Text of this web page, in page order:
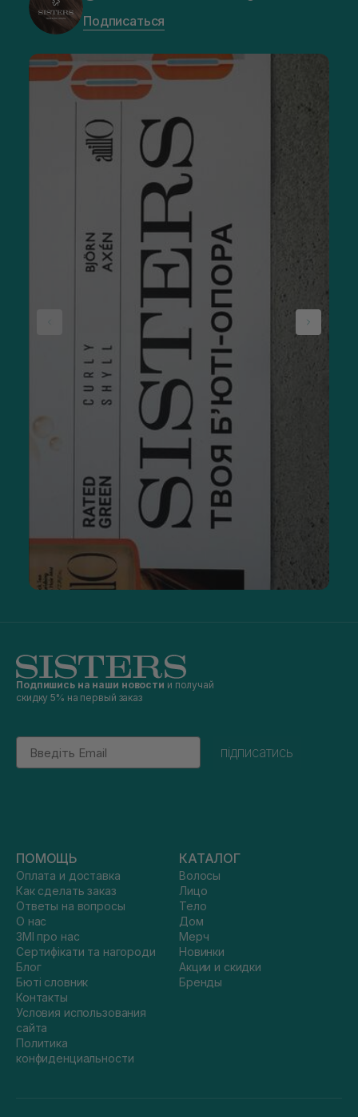
Подписаться
Подпишись на наши новости и получай
скидку 5% на первый заказ
Email
підписатись
ПОМОЩЬ
Оплата и доставка
Как сделать заказ
Ответы на вопросы
О нас
ЗМІ про нас
Сертифікати та нагороди
Блог
Бюті словник
Контакты
Условия использования
сайта
Политика
конфиденциальности
КАТАЛОГ
Волосы
Лицо
Тело
Дом
Мерч
Новинки
Акции и скидки
Бренды